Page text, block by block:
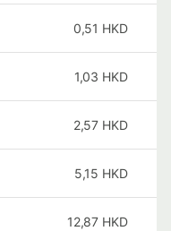
0,51 HKD
1,03 HKD
2,57 HKD
5,15 HKD
12,87 HKD